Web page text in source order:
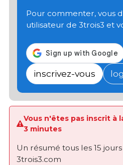
Pour commenter, vous
utilisateur de 3trois3 et
inscrivez-vous
Vous n'êtes pas inscrit à
3 minutes
Un résumé tous les 15
3trois3.com